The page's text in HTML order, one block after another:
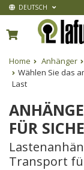
DEUTSCH
Home Anhänger
Wählen Sie das
Last
FÜR
Transport